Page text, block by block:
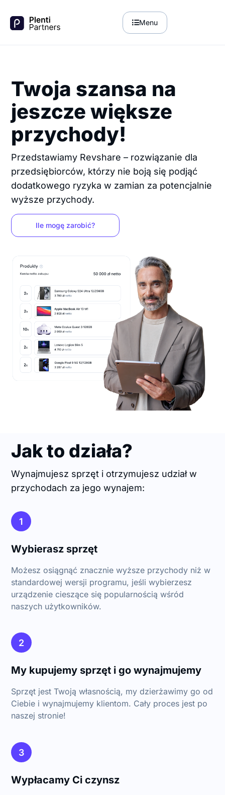
Menu
Twoja szansa na
jeszcze większe
przychody!
Przedstawiamy Revshare – rozwiązanie dla
przedsiębiorców, którzy nie boją się podjąć
dodatkowego ryzyka w zamian za potencjalnie
wyższe przychody.
Ile mogę zarobić?
Jak to działa?
Wynajmujesz sprzęt i otrzymujesz udział w
przychodach za jego wynajem:
1
Wybierasz sprzęt
Możesz osiągnąć znacznie wyższe przychody niż w
standardowej wersji programu, jeśli wybierzesz
urządzenie cieszące się popularnością wśród
naszych użytkowników.
2
My kupujemy sprzęt i go wynajmujemy
Sprzęt jest Twoją własnością, my dzierżawimy go od
Ciebie i wynajmujemy klientom. Cały proces jest po
naszej stronie!
3
Wypłacamy Ci czynsz